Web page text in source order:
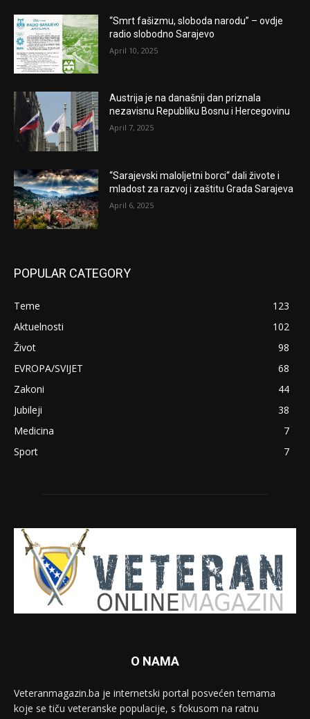
“Smrt fašizmu, sloboda narodu” – ovdje
radio slobodno Sarajevo
April 10, 2025
Austrija je na današnji dan priznala
nezavisnu Republiku Bosnu i Hercegovinu
April 7, 2025
“Sarajevski maloljetni borci“ dali živote i
mladost za razvoj i zaštitu Grada Sarajeva
April 6, 2025
POPULAR CATEGORY
Teme
123
Aktuelnosti
102
Život
98
EVROPA/SVIJET
68
Zakoni
44
Jubileji
38
Medicina
7
Sport
7
O NAMA
Veteranmagazin.ba je internetski portal posvećen temama
koje se tiču veteranske populacije, s fokusom na ratnu